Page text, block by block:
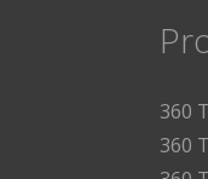
360
360